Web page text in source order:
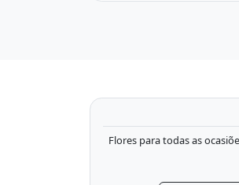
Flores para todas as